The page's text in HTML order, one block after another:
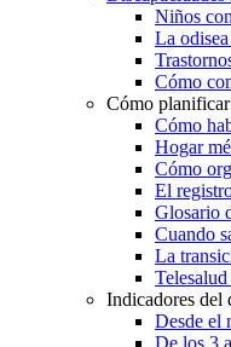
Niños
La
Cómo
Cómo
Cómo
Hogar
Cómo
El
Glosario
Cuando
La
Indicadores del
Desde el
De los 3